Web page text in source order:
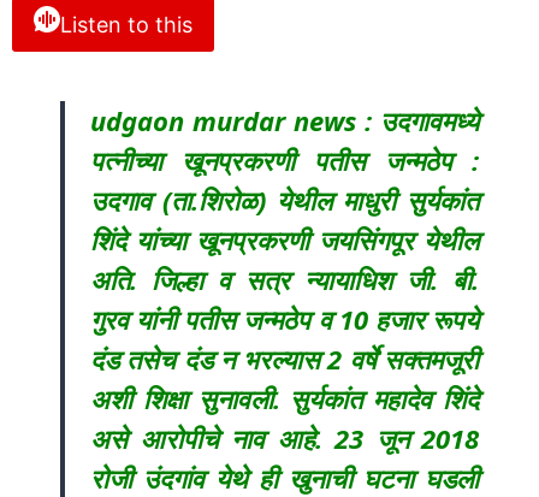
Listen to this
udgaon murdar news : उदगावमध्ये
पत्नीच्या खूनप्रकरणी पतीस जन्मठेप :
उदगाव (ता.शिरोळ) येथील माधुरी सुर्यकांत
शिंदे यांच्या खूनप्रकरणी जयसिंगपूर येथील
अति. जिल्हा व सत्र न्यायाधिश जी. बी.
गुरव यांनी पतीस जन्मठेप व 10 हजार रूपये
दंड तसेच दंड न भरल्यास 2 वर्षे सक्तमजूरी
अशी शिक्षा सुनावली. सुर्यकांत महादेव शिंदे
असे आरोपीचे नाव आहे. 23 जून 2018
रोजी उंदगांव येथे ही खुनाची घटना घडली